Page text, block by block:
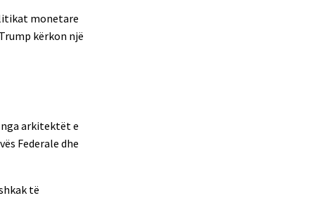
monetare
kërkon një
arkitektët e
Federale dhe
të